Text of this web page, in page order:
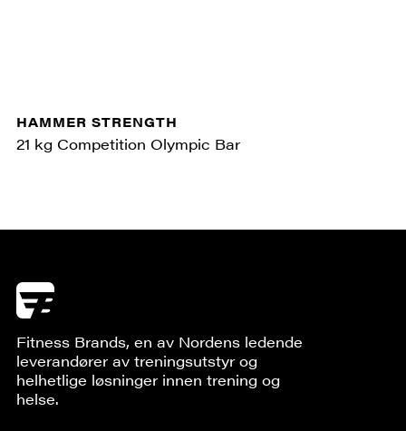
HAMMER STRENGTH
21 kg Competition Olympic Bar
Fitness Brands, en av Nordens ledende
leverandører av treningsutstyr og
helhetlige løsninger innen trening og
helse.